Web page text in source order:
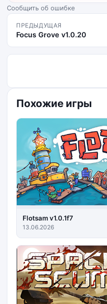
Сообщить об ошибке
ПРЕДЫДУЩАЯ
Focus Grove v1.0.20
Похожие игры
Flotsam v1.0.1f7
13.06.2026